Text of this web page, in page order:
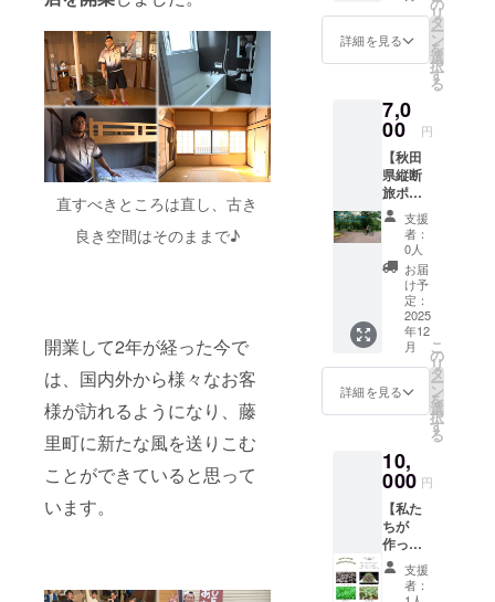
直すべきところは直し、古き
良き空間はそのままで♪
開業して2年が経った今で
は、国内外から様々なお客
様が訪れるようになり、藤
里町に新たな風を送りこむ
ことができていると思って
います。
だ青春まっ
さかり♪
応援よろし
します。
セージ
は
円、
50,000
円のリ
ターン
と同じ
内容に
なりま
す。
わじ商
店の
SNS投
稿の
ショ
ン、近
日投稿
開始予
定の
YouTub
e動画の
概要
欄、e-
MTBツ
アー中
などに
掲載さ
せてい
ただき
ます！
備考欄
記入お
願いい
たしま
す！ ※
掲載期
間：支
援いた
だいた
詳細を見る
リ
タ
ー
ン
を
選
択
す
る
7,0
00 円
【秋田
県縦断
旅ポス
トカー
ドセッ
ト】 秋
田県縦
断旅で
撮影し
た風景
やオフ
ショッ
トをポ
スト
カード
にして
け！
（7枚入
り）
支援
者：
0人
お届
け予
定：
2025
年12
月
詳細を見る
こ
の
リ
タ
ー
ン
を
選
択
す
る
10,
000 円
【私た
ちが
作って
いま
す！
「マイ
支援
者：